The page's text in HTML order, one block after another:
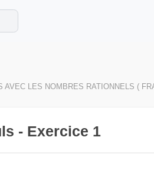
!
corrigés en vidéo.
AVEC LES NOMBRES RATIONNELS (
- Exercice 1